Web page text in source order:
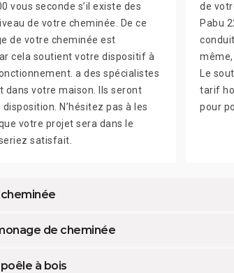
vous seconde s’il existe des
de votre cheminée. De ce
de votre cheminée est
cela soutient votre dispositif à
a des spécialistes
dans votre maison. Ils seront
N’hésitez pas à les
votre projet sera dans le
satisfait.
de
Pabu
Le
tarif
pour
de cheminée
à bois